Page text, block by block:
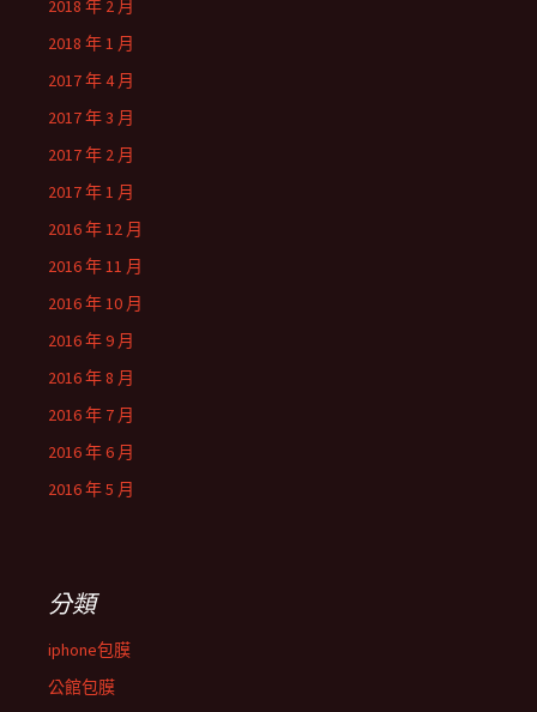
2018 年 2 月
2018 年 1 月
2017 年 4 月
2017 年 3 月
2017 年 2 月
2017 年 1 月
2016 年 12 月
2016 年 11 月
2016 年 10 月
2016 年 9 月
2016 年 8 月
2016 年 7 月
2016 年 6 月
2016 年 5 月
分類
iphone包膜
公館包膜